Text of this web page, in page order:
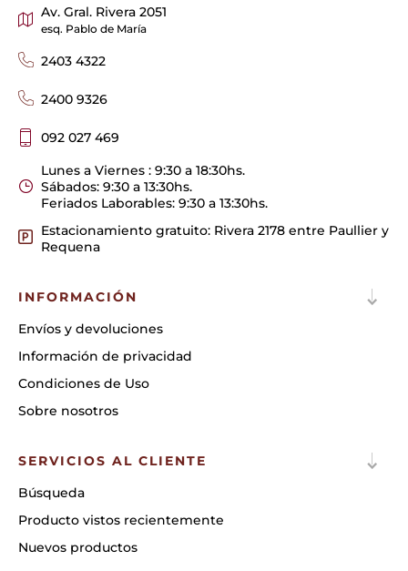
Av. Gral. Rivera 2051
esq. Pablo de María
2403 4322
2400 9326
092 027 469
Lunes a Viernes : 9:30 a 18:30hs.
Sábados: 9:30 a 13:30hs.
Feriados Laborables: 9:30 a 13:30hs.
Estacionamiento gratuito: Rivera 2178 entre Paullier y
Requena
INFORMACIÓN
Envíos y devoluciones
Información de privacidad
Condiciones de Uso
Sobre nosotros
SERVICIOS AL CLIENTE
Búsqueda
Producto vistos recientemente
Nuevos productos